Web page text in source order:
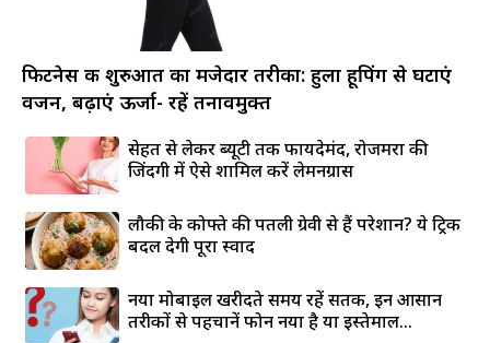
फिटनेस की शुरुआत का मजेदार तरीका: हुला हूपिंग से घटाएं
वजन, बढ़ाएं ऊर्जा- रहें तनावमुक्त
सेहत से लेकर ब्यूटी तक फायदेमंद, रोजमर्रा की
जिंदगी में ऐसे शामिल करें लेमनग्रास
लौकी के कोफ्ते की पतली ग्रेवी से हैं परेशान? ये ट्रिक
बदल देगी पूरा स्वाद
नया मोबाइल खरीदते समय रहें सतर्क, इन आसान
तरीकों से पहचानें फोन नया है या इस्तेमाल...